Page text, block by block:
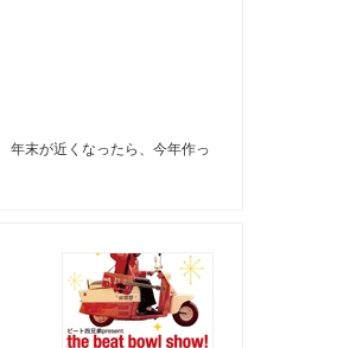
年末が近くなったら、今年作っ